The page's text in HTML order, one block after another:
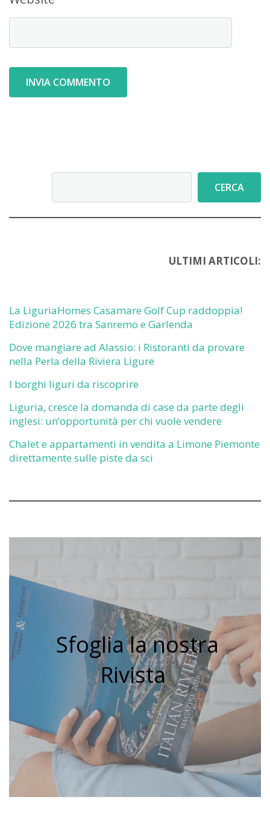
CERCA
ULTIMI ARTICOLI:
La LiguriaHomes Casamare Golf Cup raddoppia!
Edizione 2026 tra Sanremo e Garlenda
Dove mangiare ad Alassio: i Ristoranti da provare
nella Perla della Riviera Ligure
I borghi liguri da riscoprire
Liguria, cresce la domanda di case da parte degli
inglesi: un’opportunità per chi vuole vendere
Chalet e appartamenti in vendita a Limone Piemonte
direttamente sulle piste da sci
Sfoglia la nostra
Rivista